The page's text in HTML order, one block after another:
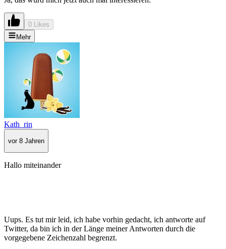
0 Likes
Mehr
Kath_rin
vor 8 Jahren
Hallo miteinander
Uups. Es tut mir leid, ich habe vorhin gedacht, ich antworte auf
Twitter, da bin ich in der Länge meiner Antworten durch die
vorgegebene Zeichenzahl begrenzt.